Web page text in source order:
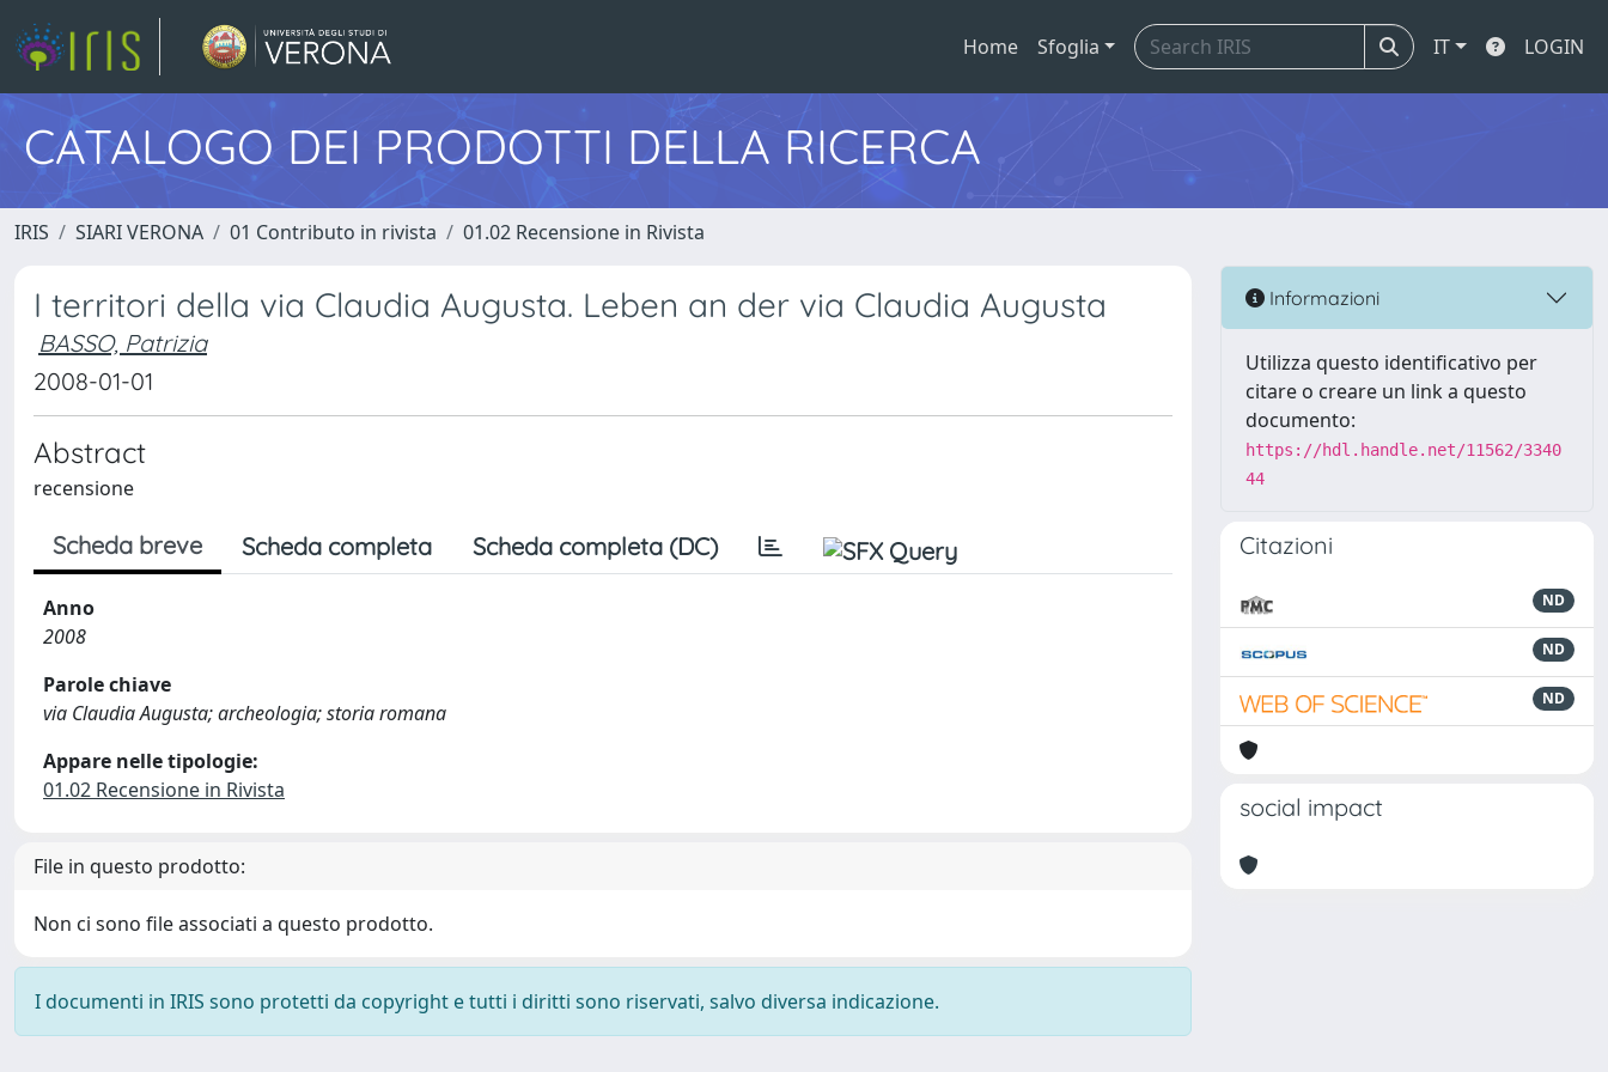
Home Sfoglia IT LOGIN
CATALOGO DEI PRODOTTI DELLA RICERCA
IRIS SIARI VERONA 01 Contributo in rivista 01.02 Recensione in Rivista
I territori della via Claudia Augusta. Leben an der via Claudia Augusta
BASSO, Patrizia
2008-01-01
Abstract
recensione
Scheda breve Scheda completa Scheda completa (DC)
Anno
2008
Parole chiave
via Claudia Augusta; archeologia; storia romana
Appare nelle tipologie:
01.02 Recensione in Rivista
File in questo prodotto:
Non ci sono file associati a questo prodotto.
I documenti in IRIS sono protetti da copyright e tutti i diritti sono riservati, salvo diversa indicazione.
Informazioni
Utilizza questo identificativo per
citare o creare un link a questo
documento:
https://hdl.handle.net/11562/3340
44
Citazioni
ND
ND
ND
social impact